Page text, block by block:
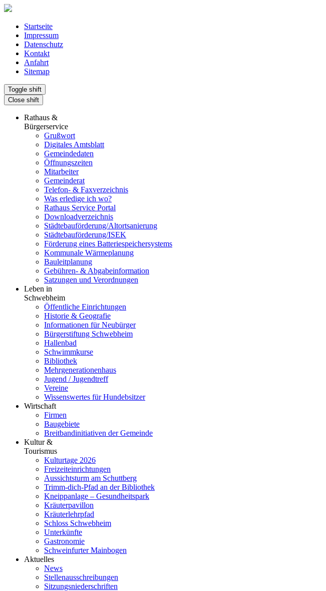
Startseite
Impressum
Datenschutz
Kontakt
Anfahrt
Sitemap
Toggle shift
Close shift
Rathaus &
Bürgerservice
Grußwort
Digitales Amtsblatt
Gemeindedaten
Öffnungszeiten
Mitarbeiter
Gemeinderat
Telefon- & Faxverzeichnis
Was erledige ich wo?
Rathaus Service Portal
Downloadverzeichnis
Städtebauförderung/Altortsanierung
Städtebauförderung/ISEK
Förderung eines Batteriespeichersystems
Kommunale Wärmeplanung
Bauleitplanung
Gebühren- & Abgabeinformation
Satzungen und Verordnungen
Leben in
Schwebheim
Öffentliche Einrichtungen
Historie & Geografie
Informationen für Neubürger
Bürgerstiftung Schwebheim
Hallenbad
Schwimmkurse
Bibliothek
Mehrgenerationenhaus
Jugend / Jugendtreff
Vereine
Wissenswertes für Hundebsitzer
Wirtschaft
Firmen
Baugebiete
Breitbandinitiativen der Gemeinde
Kultur &
Tourismus
Kulturtage 2026
Freizeiteinrichtungen
Aussichtsturm am Schuttberg
Trimm-dich-Pfad an der Bibliothek
Kneippanlage – Gesundheitspark
Kräuterpavillon
Kräuterlehrpfad
Schloss Schwebheim
Unterkünfte
Gastronomie
Schweinfurter Mainbogen
Aktuelles
News
Stellenausschreibungen
Sitzungsniederschriften